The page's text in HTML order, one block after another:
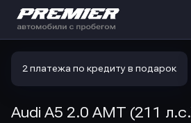
2 платежа по кредиту в подарок
Audi A5 2.0 AMT (211